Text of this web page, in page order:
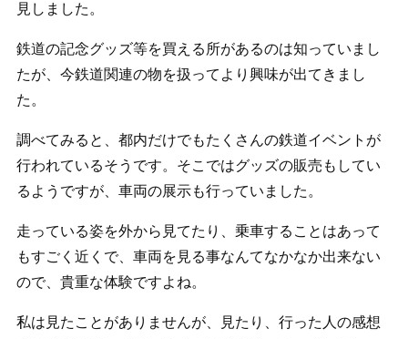
見しました。
鉄道の記念グッズ等を買える所があるのは知っていまし
たが、今鉄道関連の物を扱ってより興味が出てきまし
た。
調べてみると、都内だけでもたくさんの鉄道イベントが
行われているそうです。そこではグッズの販売もしてい
るようですが、車両の展示も行っていました。
走っている姿を外から見てたり、乗車することはあって
もすごく近くで、車両を見る事なんてなかなか出来ない
ので、貴重な体験ですよね。
私は見たことがありませんが、見たり、行った人の感想